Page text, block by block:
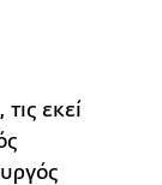
εκεί